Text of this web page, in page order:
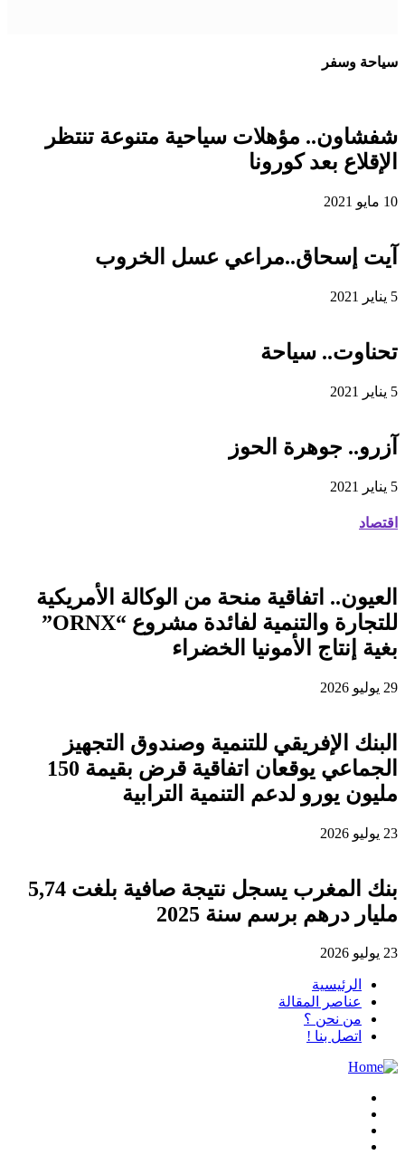
سياحة وسفر
شفشاون.. مؤهلات سياحية متنوعة تنتظر
الإقلاع بعد كورونا
10 مايو 2021
آيت إسحاق..مراعي عسل الخروب
5 يناير 2021
تحناوت.. سياحة
5 يناير 2021
آزرو.. جوهرة الحوز
5 يناير 2021
اقتصاد
العيون.. اتفاقية منحة من الوكالة الأمريكية
للتجارة والتنمية لفائدة مشروع “ORNX”
بغية إنتاج الأمونيا الخضراء
29 يوليو 2026
البنك الإفريقي للتنمية وصندوق التجهيز
الجماعي يوقعان اتفاقية قرض بقيمة 150
مليون يورو لدعم التنمية الترابية
23 يوليو 2026
بنك المغرب يسجل نتيجة صافية بلغت 5,74
مليار درهم برسم سنة 2025
23 يوليو 2026
الرئيسية
عناصر المقالة
من نحن ؟
اتصل بنا !